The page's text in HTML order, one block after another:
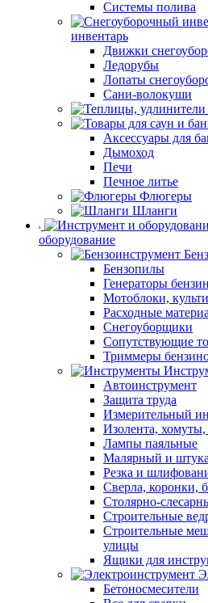
Системы полива
инвентарь
Движки
Ледорубы
Лопаты
Сани-волокуши
Аксессуары для
Дымоход
Печи
Печное литье
Флюгеры
Шланги
оборудование
Бензопилы
Генераторы
Мотоблоки,
Расходные
Снегоуборщики
Сопутствующие
Триммеры
Автоинструмент
Защита труда
Измерительный
Изолента, хомуты,
Лампы паяльные
Малярный и
Резка и
Сверла, коронки,
Столярно-
Строительные
Строительные
улицы
Ящики для
Бетоносмесители